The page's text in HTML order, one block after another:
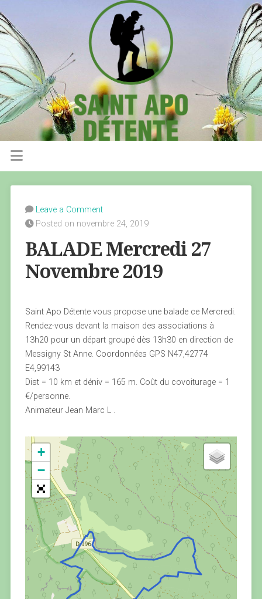
Leave a Comment
Posted on novembre 24, 2019
BALADE Mercredi 27
Novembre 2019
Saint Apo Détente vous propose une balade ce Mercredi.
Rendez-vous devant la maison des associations à
13h20 pour un départ groupé dès 13h30 en direction de
Messigny St Anne. Coordonnées GPS N47,42774
E4,99143
Dist = 10 km et déniv = 165 m. Coût du covoiturage = 1
€/personne.
Animateur Jean Marc L .
+
−